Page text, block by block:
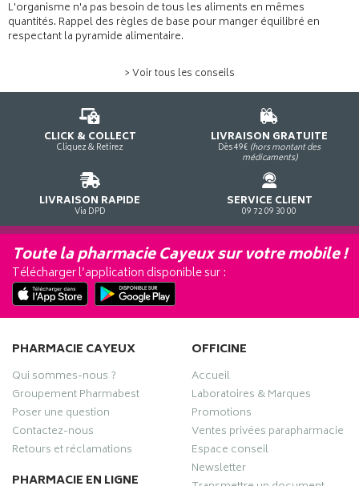
L'organisme n'a pas besoin de tous les aliments en mêmes
quantités. Rappel des règles de base pour manger équilibré en
respectant la pyramide alimentaire.
> Voir tous les conseils
CLICK & COLLECT
Cliquez & Retirez
LIVRAISON GRATUITE
Dès 49€ (hors montant des
médicaments)
LIVRAISON RAPIDE
Via DPD
SERVICE CLIENT
09 72 09 30 00
Toute la pharmacie Cayeux sur votre mobile !
Télécharger l’application disponible sur :
PHARMACIE CAYEUX
Qui sommes-nous ?
Groupement Pharmabest
Poser une question
Contactez-nous
Retours et réclamations
PHARMACIE EN LIGNE
OFFICINE
Accueil
Laboratoires & Marques
Promotions
Ventes privées parapharmacie
Espace conseil
Newsletter